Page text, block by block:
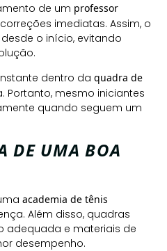
de um professor
imediatas. Assim, o
o início, evitando
dentro da quadra de
Portanto, mesmo iniciantes
quando seguem um
DE UMA BOA
academia de tênis
Além disso, quadras
adequada e materiais de
desempenho.